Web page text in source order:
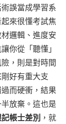
誤當成學習系
來很懂考試焦
邏輯、進度安
你從「聽懂」
，則是對時間
好有重大支
而硬衝，結果
放棄。這也是
帳士差別 ，就